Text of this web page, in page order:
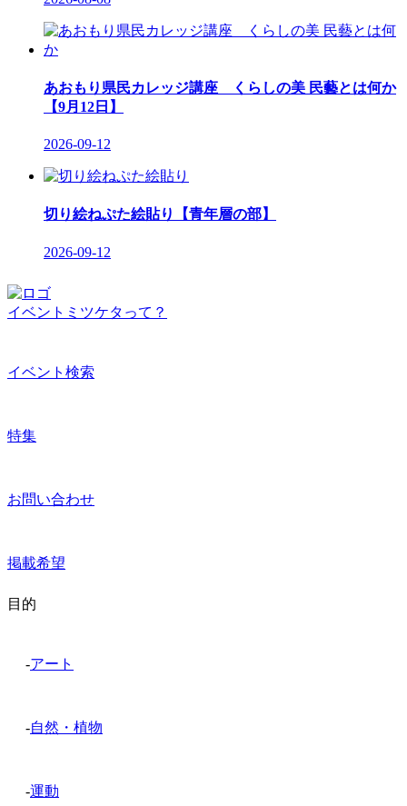
あおもり県民カレッジ講座 くらしの美 民藝とは何か
【9月12日】
2026-09-12
切り絵ねぷた絵貼り【青年層の部】
2026-09-12
イベントミツケタって？
イベント検索
特集
お問い合わせ
掲載希望
目的
-アート
-自然・植物
-運動